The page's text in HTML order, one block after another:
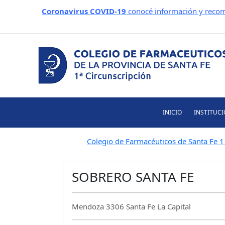
Coronavirus COVID-19 conocé información y
INICIO
Colegio de Farmacéuticos de Santa Fe
SOBRERO SANTA FE
Mendoza 3306 Santa Fe La Capital